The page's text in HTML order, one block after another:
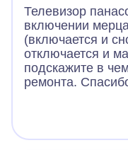
выкупать, а
вашего
наилучшими
Телевизор
включении
(включается и
отключается и
подскажите в
ремонта.